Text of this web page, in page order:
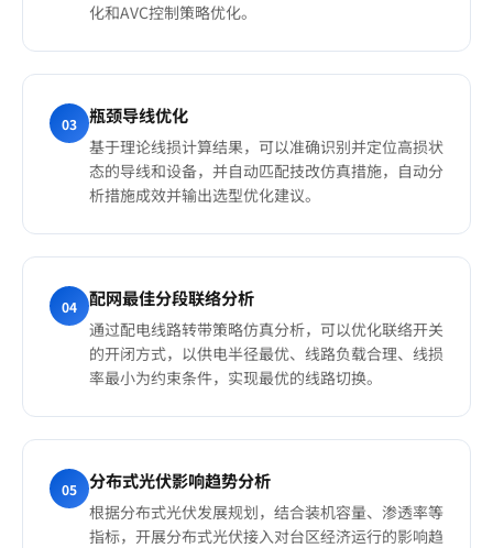
化和AVC控制策略优化。
03 瓶颈导线优化
基于理论线损计算结果，可以准确识别并定位高损状
态的导线和设备，并自动匹配技改仿真措施，自动分
析措施成效并输出选型优化建议。
04 配网最佳分段联络分析
通过配电线路转带策略仿真分析，可以优化联络开关
的开闭方式，以供电半径最优、线路负载合理、线损
率最小为约束条件，实现最优的线路切换。
05 分布式光伏影响趋势分析
根据分布式光伏发展规划，结合装机容量、渗透率等
指标，开展分布式光伏接入对台区经济运行的影响趋